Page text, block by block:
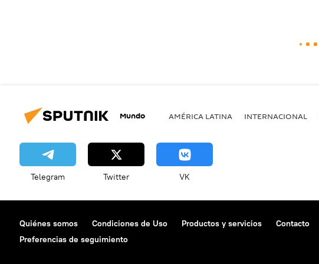
Mundo AMÉRICA LATINA INTERNACIONAL
Telegram Twitter VK
Quiénes somos Condiciones de Uso Productos y servicios Contacto
Preferencias de seguimiento